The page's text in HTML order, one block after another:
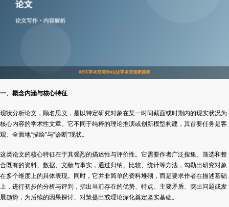
一、概念内涵与核心特征
现状分析论文，顾名思义，是以特定研究对象在某一时间截面或时期内的现实状况为
核心内容的学术性文章。它不同于纯粹的理论推演或创新模型构建，其首要任务是客
观、全面地“描绘”与“诊断”现状。
这类论文的核心特征在于其强烈的描述性与评价性。它需要作者广泛搜集、筛选和整
合既有的资料、数据、文献与事实，通过归纳、比较、统计等方法，勾勒出研究对象
在多个维度上的具体表现。同时，它并非简单的资料堆砌，而是要求作者在描述基础
上，进行初步的分析与评判，指出当前存在的优势、特点、主要矛盾、突出问题或发
展趋势，为后续的因果探讨、对策提出或理论深化奠定坚实基础。